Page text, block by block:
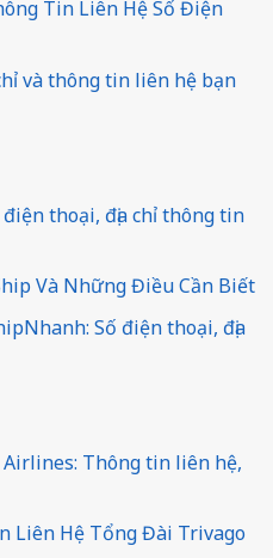
Tin Liên Hệ Số Điện
và thông tin liên hệ bạn
thoại, địa chỉ thông tin
Và Những Điều Cần Biết
Số điện thoại, địa
Thông tin liên hệ,
Liên Hệ Tổng Đài Trivago